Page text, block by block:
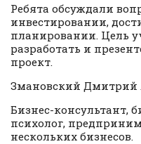
Ребята обсуждали
инвестировании,
планировании. Цель
разработать и
проект.
Змановский Дмитрий
Бизнес-консультант,
психолог,
нескольких бизнесов.